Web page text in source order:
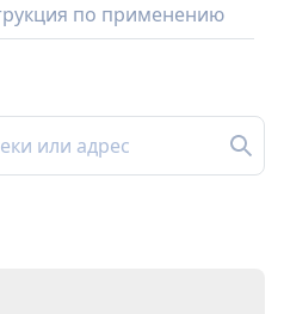
по применению